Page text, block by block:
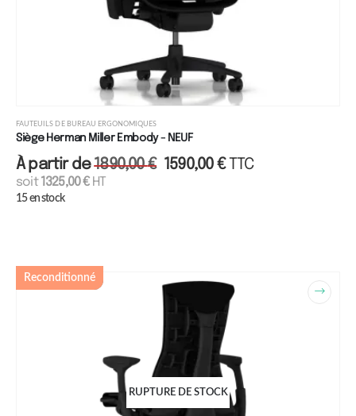
FAUTEUILS DE BUREAU ERGONOMIQUES
Siège Herman Miller Embody - NEUF
À partir de1890,00€ 1590,00€ TTC
soit1325,00€HT
15 en stock
Reconditionné
RUPTURE DE STOCK